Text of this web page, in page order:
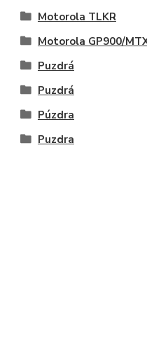
Motorola TLKR
Motorola GP900/
Puzdrá
Puzdrá
Púzdra
Puzdra